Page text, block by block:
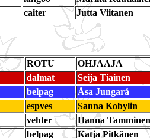
caiter Jutta Viitanen
ROTU
OHJAAJA
dalmat
Seija Tiainen
belpag
Åsa Jungarå
espves
Sanna Kobylin
vehter
Hanna Tamminen
belpag
Katja Pitkänen